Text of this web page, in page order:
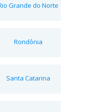
Grande do Norte
Rondônia
Santa Catarina